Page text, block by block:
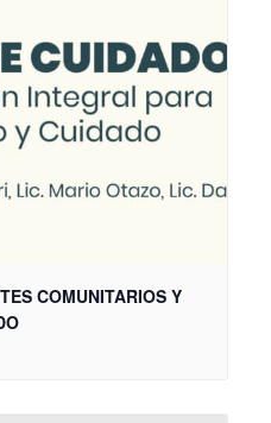
COMUNITARIOS Y